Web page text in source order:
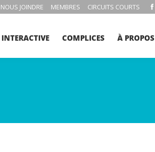
NOUS JOINDRE MEMBRES CIRCUITS COURTS
INTERACTIVE COMPLICES À PROPOS